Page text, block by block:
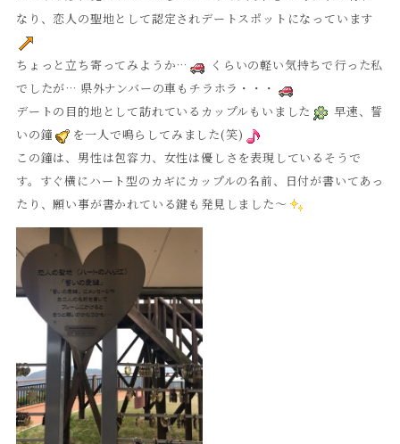
なり、恋人の聖地として認定されデートスポットになっています
ちょっと立ち寄ってみようか…
くらいの軽い気持ちで行った私
でしたが… 県外ナンバーの車もチラホラ・・・
デートの目的地として訪れているカップルもいました
早速、誓
いの鐘
を一人で鳴らしてみました(笑)
この鐘は、男性は包容力、女性は優しさを表現しているそうで
す。すぐ横にハート型のカギにカップルの名前、日付が書いてあっ
たり、願い事が書かれている鍵も発見しました～